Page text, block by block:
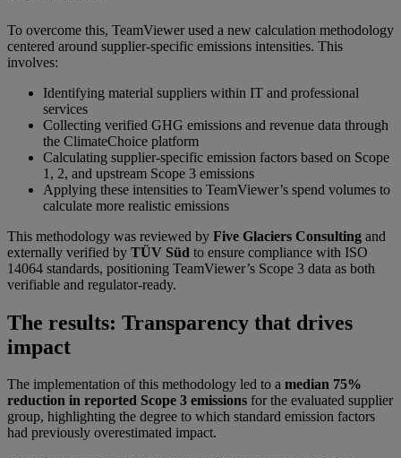
To overcome this, TeamViewer used a new calculation methodology
centered around supplier-specific emissions intensities. This
involves:
Identifying material suppliers within IT and professional
services
Collecting verified GHG emissions and revenue data through
the ClimateChoice platform
Calculating supplier-specific emission factors based on Scope
1, 2, and upstream Scope 3 emissions
Applying these intensities to TeamViewer’s spend volumes to
calculate more realistic emissions
This methodology was reviewed by Five Glaciers Consulting and
externally verified by TÜV Süd to ensure compliance with ISO
14064 standards, positioning TeamViewer’s Scope 3 data as both
verifiable and regulator-ready.
The results: Transparency that drives
impact
The implementation of this methodology led to a median 75%
reduction in reported Scope 3 emissions for the evaluated supplier
group, highlighting the degree to which standard emission factors
had previously overestimated impact.